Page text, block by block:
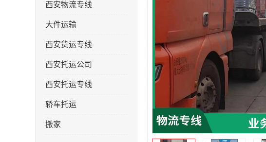
西安物流专线
大件运输
西安货运专线
西安托运公司
西安托运专线
轿车托运
搬家